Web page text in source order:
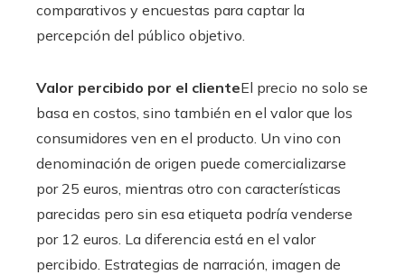
comparativos y encuestas para captar la
percepción del público objetivo.
Valor percibido por el clienteEl precio no solo se
basa en costos, sino también en el valor que los
consumidores ven en el producto. Un vino con
denominación de origen puede comercializarse
por 25 euros, mientras otro con características
parecidas pero sin esa etiqueta podría venderse
por 12 euros. La diferencia está en el valor
percibido. Estrategias de narración, imagen de